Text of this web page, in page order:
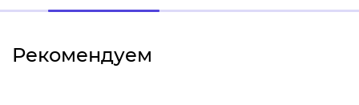
Рекомендуем